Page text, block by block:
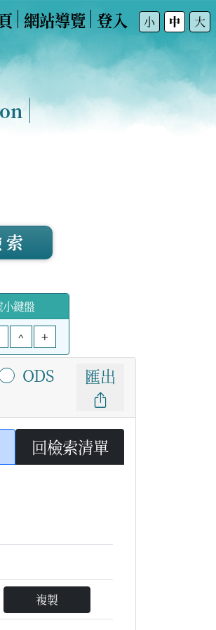
網站導覽 登入 小 中 大
索
鍵盤
^ +
ODS 匯出
回檢索清單
複製